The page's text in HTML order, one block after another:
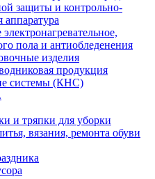
защиты и контрольно-
аппаратура
пола и антиобледенения
изделия
продукция
системы (КНС)
и тряпки для уборки
вязания, ремонта обуви